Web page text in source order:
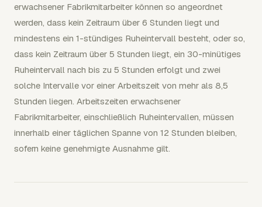
erwachsener Fabrikmitarbeiter können so angeordnet
werden, dass kein Zeitraum über 6 Stunden liegt und
mindestens ein 1-stündiges Ruheintervall besteht, oder so,
dass kein Zeitraum über 5 Stunden liegt, ein 30-minütiges
Ruheintervall nach bis zu 5 Stunden erfolgt und zwei
solche Intervalle vor einer Arbeitszeit von mehr als 8,5
Stunden liegen. Arbeitszeiten erwachsener
Fabrikmitarbeiter, einschließlich Ruheintervallen, müssen
innerhalb einer täglichen Spanne von 12 Stunden bleiben,
sofern keine genehmigte Ausnahme gilt.